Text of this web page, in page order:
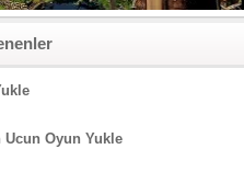
Ucun Oyun Yukle